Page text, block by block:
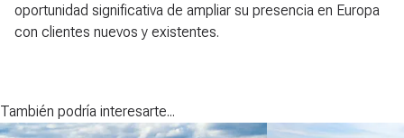
oportunidad significativa de ampliar su presencia en Europa
con clientes nuevos y existentes.
También podría interesarte...